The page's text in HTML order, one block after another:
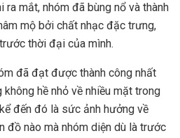
ra mắt, nhóm đã bùng nổ và thành
mộ bởi chất nhạc đặc trưng,
thời đại của mình.
đã đạt được thành công nhất
hề nhỏ về nhiều mặt trong
đến đó là sức ảnh hưởng về
đồ nào mà nhóm diện dù là trước